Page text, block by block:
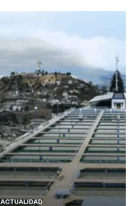
ACTUALIDAD